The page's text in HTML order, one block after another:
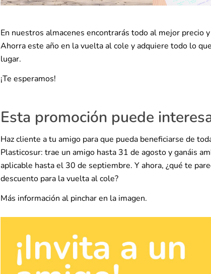
En nuestros almacenes encontrarás todo al mejor precio
Ahorra este año en la vuelta al cole y adquiere todo lo
lugar.
¡Te esperamos!
Esta promoción puede
Haz cliente a tu amigo para que pueda beneficiarse de
Plasticosur: trae un amigo hasta 31 de agosto y ganáis
aplicable hasta el 30 de septiembre. Y ahora, ¿qué te
descuento para la vuelta al cole?
Más información al pinchar en la imagen.